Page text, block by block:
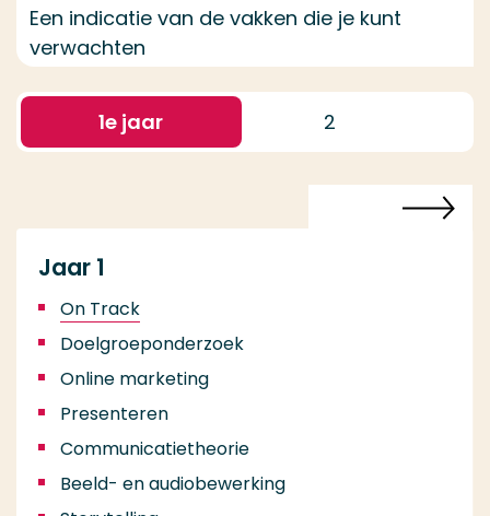
Een indicatie van de vakken die je kunt
verwachten
1e jaar 2
Jaar 1
On Track
Doelgroeponderzoek
Online marketing
Presenteren
Communicatietheorie
Beeld- en audiobewerking